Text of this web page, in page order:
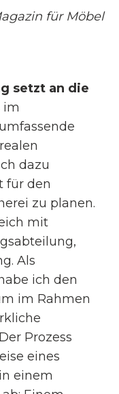
für Möbel
setzt an die
im
dazu
für den
zu planen.
mit
Als
ich den
im Rahmen
Prozess
eines
einem